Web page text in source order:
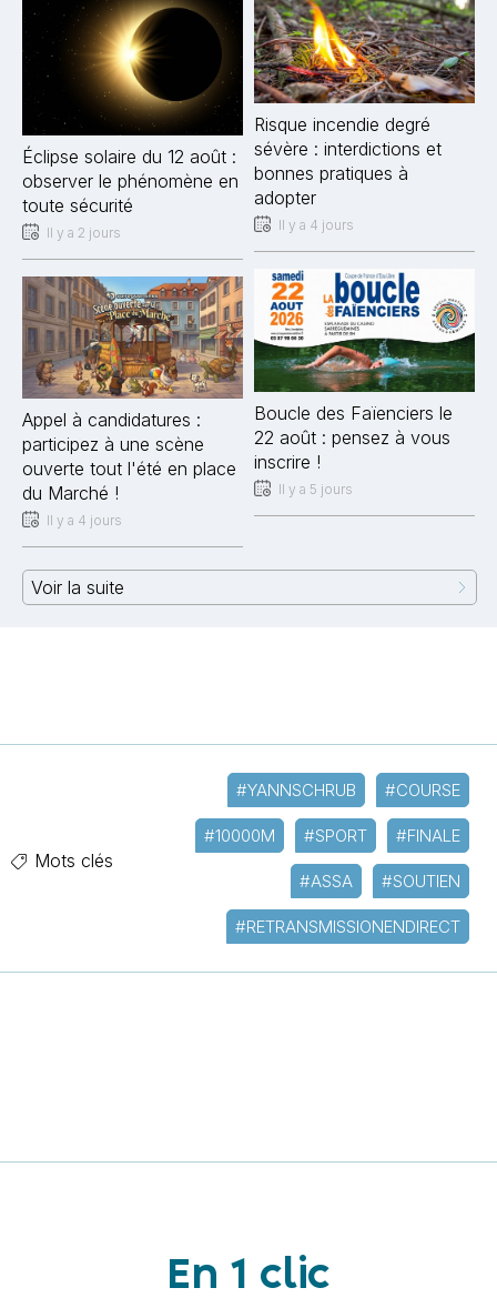
Éclipse solaire du 12 août :
observer le phénomène en
toute sécurité
Il y a 2 jours
Appel à candidatures :
participez à une scène
ouverte tout l'été en place
du Marché !
Il y a 4 jours
Risque incendie degré
sévère : interdictions et
bonnes pratiques à
adopter
Il y a 4 jours
Boucle des Faïenciers le
22 août : pensez à vous
inscrire !
Il y a 5 jours
Voir la suite
Mots clés
#YANNSCHRUB #COURSE
#10000M #SPORT #FINALE
#ASSA #SOUTIEN
#RETRANSMISSIONENDIRECT
En 1 clic